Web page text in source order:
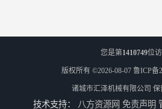
您是第1410749位
版权所有 ©2026-08-07 鲁ICP备
诸城市汇泽机械有限公司 保
技术支持： 八方资源网 免责声明